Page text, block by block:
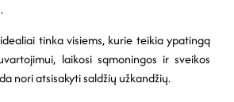
tinka visiems, kurie teikia ypatingą
laikosi sąmoningos ir sveikos
nori atsisakyti saldžių užkandžių.